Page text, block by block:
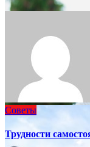
Советы
Трудности